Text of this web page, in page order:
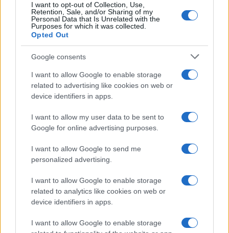
I want to opt-out of Collection, Use,
Retention, Sale, and/or Sharing of my
Personal Data that Is Unrelated with the
Purposes for which it was collected.
Opted Out
Google consents
I want to allow Google to enable storage
related to advertising like cookies on web or
device identifiers in apps.
I want to allow my user data to be sent to
Google for online advertising purposes.
I want to allow Google to send me
personalized advertising.
I want to allow Google to enable storage
related to analytics like cookies on web or
device identifiers in apps.
I want to allow Google to enable storage